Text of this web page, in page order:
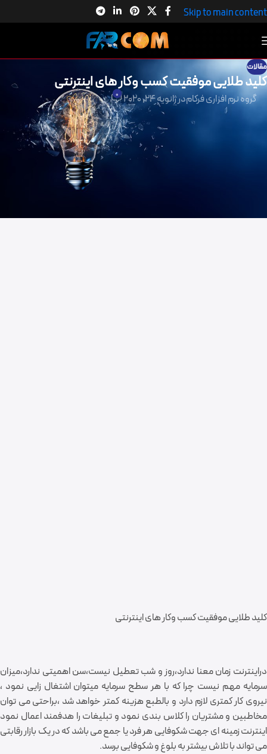
Skip to main content
مقالات
کلید طلایی موفقیت کسب وکار های اینترنتی
گروه نرم افزاری فرکامدر ژانویه 24, 2020 0
امروزه اینترنت بستری را فراهم آورده است که عرضه کنندگان اعم از خرد و کلان
می توانند هر نوع کالا یا خدماتی را که دارند به دیگران در بازه ای بسیار گسترده تر
کلید طلایی موفقیت کسب وکار های اینترنتی
دراینترنت زمان معنا ندارد،روز و شب تعطیل نیست،سن اهمیتی ندارد،میزان
سرمایه مهم نیست چرا که با هر سطح سرمایه میتوان اشتغال زایی نمود ،
نیروی کار کمتری لازم دارد و بالطبع هزینه کمتر خواهد شد ،براحتی می توان
مخاطبین و مشتریان را کلاس بندی نمود و تبلیغات را هدفمند اعمال نمود
اینترنت زمینه ای جهت شکوفایی هر فرد یا جمع می باشد که در یک بازار رقابتی
می تواند با تلاش بیشتر به بلوغ و شکوفایی برسد.